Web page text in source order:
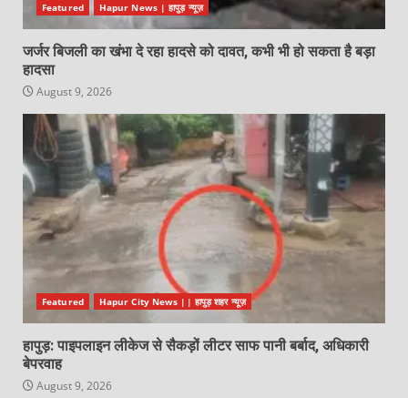
Featured Hapur News | हापुड़ न्यूज़
जर्जर बिजली का खंभा दे रहा हादसे को दावत, कभी भी हो सकता है बड़ा
हादसा
August 9, 2026
Featured Hapur City News || हापुड़ शहर न्यूज़
हापुड़: पाइपलाइन लीकेज से सैकड़ों लीटर साफ पानी बर्बाद, अधिकारी
बेपरवाह
August 9, 2026